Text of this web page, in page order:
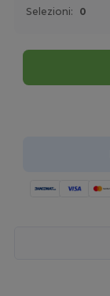
Selezioni: 0